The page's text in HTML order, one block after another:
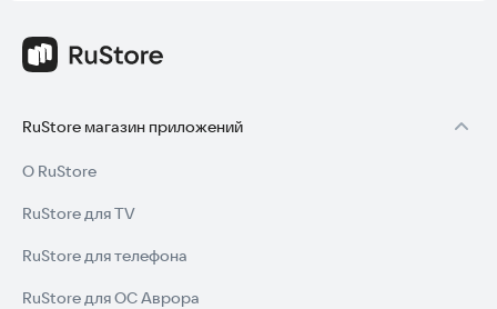
RuStore магазин приложений
О RuStore
RuStore для TV
RuStore для телефона
RuStore для ОС Аврора